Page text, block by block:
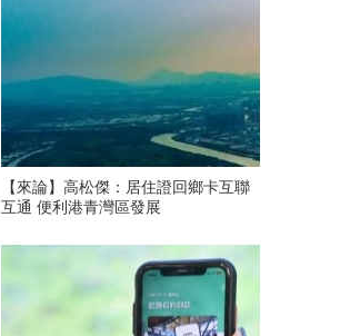
【來論】​高松傑：居住證回鄉卡互聯
互通 便利港青灣區發展